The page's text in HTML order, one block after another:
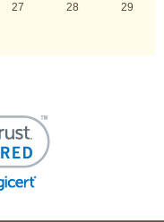
27 28 29